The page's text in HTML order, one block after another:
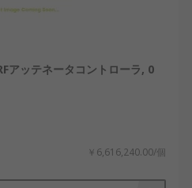
ッテネータコントローラ, 0
￥6,616,240.00/個